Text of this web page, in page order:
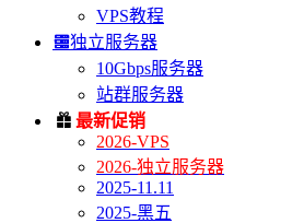
VPS教程
独立服务器
10Gbps服务器
站群服务器
 最新促销
2026-VPS
2026-独立服务器
2025-11.11
2025-黑五